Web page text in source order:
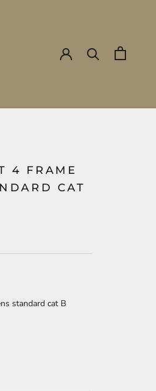
4 FRAME
CAT
standard cat B